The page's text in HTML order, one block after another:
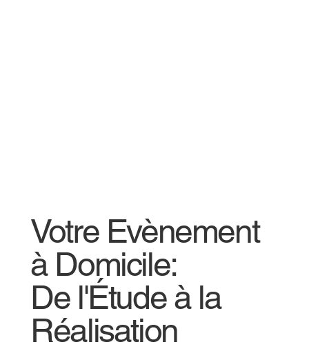
Votre Evènement
à Domicile:
De l'Étude à la
Réalisation